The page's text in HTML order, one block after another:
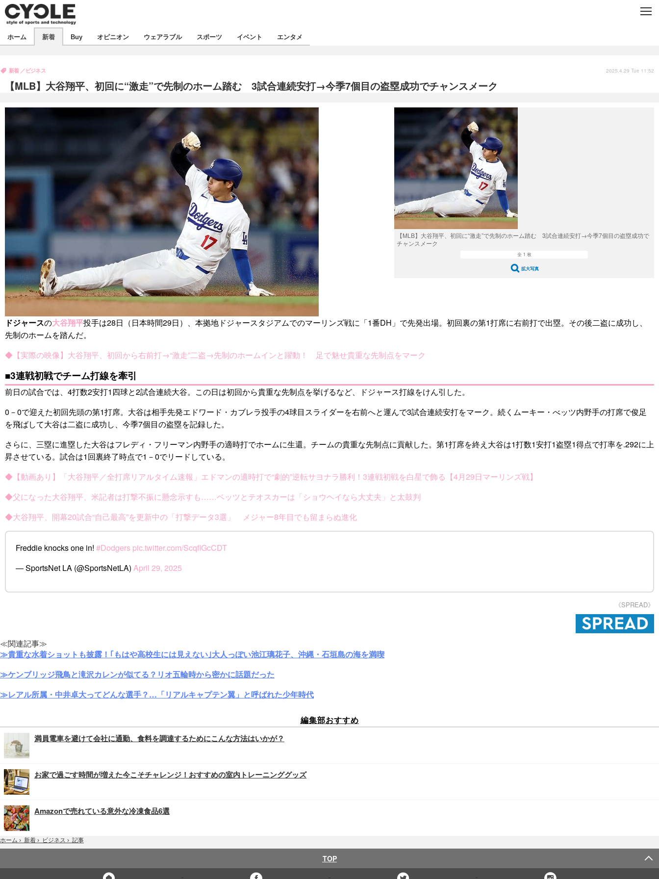
C
飲食
バックナンバー
ボイス
デバイス
ビジネス
国内
海外
スポーツ
短信
まとめ
写真
動画
イベント
スポーツ
ツアー
文化
芸能
出版／映画
話題
ファッション
デザイン
写真
動画
社会
政治
ハウツー
ホーム 新着 Buy オピニオン ウェアラブル スポーツ イベント エンタメ
【MLB】大谷翔平、初回に“激走”で先制のホーム踏む 3試合連続安打→今季7個目の盗塁成功でチャンスメーク
新着 ビジネス 2025.4.29 Tue 11:52
【MLB】大谷翔平、初回に“激走”で先制のホーム踏む 3試合連続安打→今季7個目の盗塁成功で
チャンスメーク
全 1 枚
拡大写真
ドジャースの大谷翔平投手は28日（日本時間29日）、本拠地ドジャースタジアムでのマーリンズ戦に「1番DH」で先発出場。初回裏の第1打席に右前打で出塁。その後二盗に成功し、
先制のホームを踏んだ。
◆【実際の映像】大谷翔平、初回から右前打→“激走”二盗→先制のホームインと躍動！ 足で魅せ貴重な先制点をマーク
■3連戦初戦でチーム打線を牽引
前日の試合では、4打数2安打1四球と2試合連続大谷。この日は初回から貴重な先制点を挙げるなど、ドジャース打線をけん引した。
0－0で迎えた初回先頭の第1打席。大谷は相手先発エドワード・カブレラ投手の4球目スライダーを右前へと運んで3試合連続安打をマーク。続くムーキー・べッツ内野手の打席で俊足
を飛ばして大谷は二盗に成功し、今季7個目の盗塁を記録した。
さらに、三塁に進塁した大谷はフレディ・フリーマン内野手の適時打でホームに生還。チームの貴重な先制点に貢献した。第1打席を終え大谷は1打数1安打1盗塁1得点で打率を.292に上
昇させている。試合は1回裏終了時点で1－0でリードしている。
◆【動画あり】「大谷翔平／全打席リアルタイム速報」エドマンの適時打で“劇的”逆転サヨナラ勝利！3連戦初戦を白星で飾る【4月29日マーリンズ戦】
◆父になった大谷翔平、米記者は打撃不振に懸念示すも……ベッツとテオスカーは「ショウヘイなら大丈夫」と太鼓判
◆大谷翔平、開幕20試合“自己最高”を更新中の「打撃データ3選」 メジャー8年目でも留まらぬ進化
Freddie knocks one in! #Dodgers pic.twitter.com/ScqflGcCDT
— SportsNet LA (@SportsNetLA) April 29, 2025
《SPREAD》
≪関連記事≫
≫貴重な水着ショットも披露！｢もはや高校生には見えない｣大人っぽい池江璃花子、沖縄・石垣島の海を満喫
≫ケンブリッジ飛鳥と滝沢カレンが似てる？リオ五輪時から密かに話題だった
≫レアル所属・中井卓大ってどんな選手？…「リアルキャプテン翼」と呼ばれた少年時代
編集部おすすめ
満員電車を避けて会社に通勤、食料を調達するためにこんな方法はいかが？
お家で過ごす時間が増えた今こそチャレンジ！おすすめの室内トレーニンググッズ
Amazonで売れている意外な冷凍食品6選
ホーム › 新着 › ビジネス › 記事
TOP